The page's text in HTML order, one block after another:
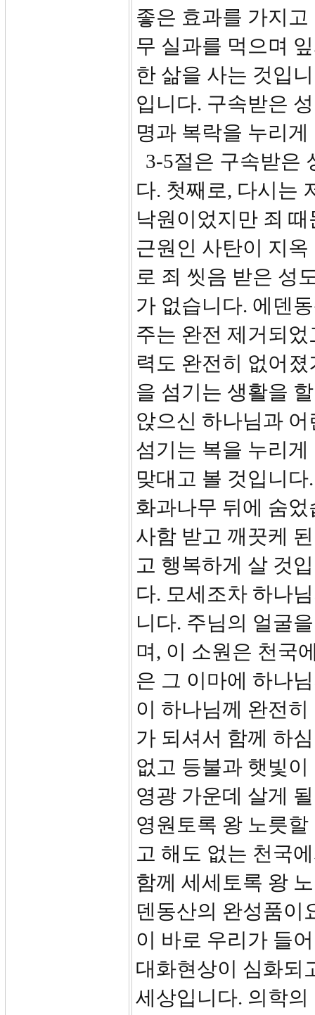
좋은 효과를 가지
무 실과를 먹으며
한 삶을 사는 것입
입니다. 구속받은
명과 복락을 누리
3-5절은 구속받은
다. 첫째로, 다시는
낙원이었지만 죄
근원인 사탄이 지
로 죄 씻음 받은 성
가 없습니다. 에덴
주는 완전 제거되
력도 완전히 없어
을 섬기는 생활을
앉으신 하나님과
섬기는 복을 누리
맞대고 볼 것입니
화과나무 뒤에 숨
사함 받고 깨끗케
고 행복하게 살 것
다. 모세조차 하나
니다. 주님의 얼굴
며, 이 소원은 천국
은 그 이마에 하나
이 하나님께 완전
가 되셔서 함께 하
없고 등불과 햇빛
영광 가운데 살게
영원토록 왕 노릇
고 해도 없는 천국
함께 세세토록 왕
덴동산의 완성품이
이 바로 우리가 들
대화현상이 심화되
세상입니다. 의학